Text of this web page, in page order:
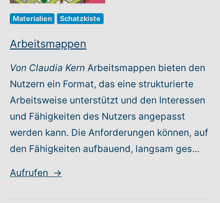
Materialien Schatzkiste
Arbeitsmappen
Von Claudia Kern Arbeitsmappen bieten den
Nutzern ein Format, das eine strukturierte
Arbeitsweise unterstützt und den Interessen
und Fähigkeiten des Nutzers angepasst
werden kann. Die Anforderungen können, auf
den Fähigkeiten aufbauend, langsam ges...
Aufrufen →